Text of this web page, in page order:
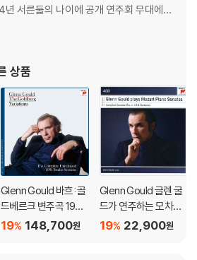
서른둘의 나이에 공개 연주회 무대에서
에는 스튜디오 녹음과 방송 프로그램 제
발적인 발언과 글쓰기로도 정평이 난 굴
를 다룬 글을 활발하게 발표하기도
상품
Glenn Gould 바흐: 골
드베르크 변주곡 1981
년 미발표 레코딩 세션
148,700원
19%
Glenn Gould 글렌 굴
드가 연주하는 모차르
트 피아노 소나타 (Play
22,900원
19%